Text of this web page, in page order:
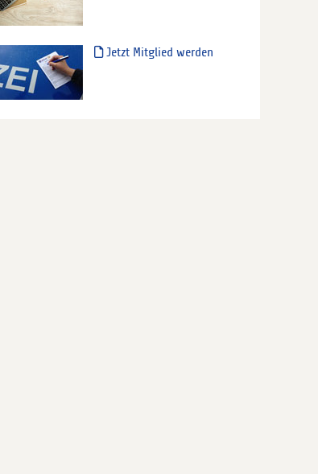
Jetzt Mitglied werden